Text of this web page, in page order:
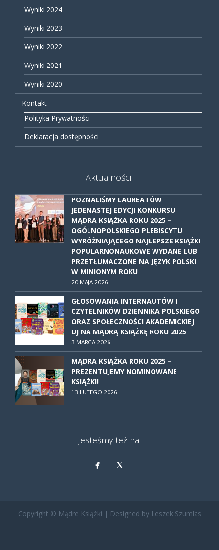
Wyniki 2024
Wyniki 2023
Wyniki 2022
Wyniki 2021
Wyniki 2020
Kontakt
Polityka Prywatności
Deklaracja dostępności
Aktualności
POZNALIŚMY LAUREATÓW
JEDENASTEJ EDYCJI KONKURSU
MĄDRA KSIĄŻKA ROKU 2025 –
OGÓLNOPOLSKIEGO PLEBISCYTU
WYRÓŻNIAJĄCEGO NAJLEPSZE KSIĄŻKI
POPULARNONAUKOWE WYDANE LUB
PRZETŁUMACZONE NA JĘZYK POLSKI
W MINIONYM ROKU
20 MAJA 2026
GŁOSOWANIA INTERNAUTÓW I
CZYTELNIKÓW DZIENNIKA POLSKIEGO
ORAZ SPOŁECZNOŚCI AKADEMICKIEJ
UJ NA MĄDRĄ KSIĄŻKĘ ROKU 2025
3 MARCA 2026
MĄDRA KSIĄŻKA ROKU 2025 –
PREZENTUJEMY NOMINOWANE
KSIĄŻKI!
13 LUTEGO 2026
Jesteśmy też na
 
Copyright © Mądre Książki | Designed by Leszek Szumlas